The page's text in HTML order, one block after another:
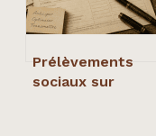
Prélèvements
sociaux sur